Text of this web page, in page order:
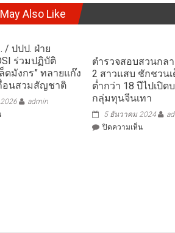
Also Like
/ ปปป. ฝ่าย
ร่วมปฏิบัติ
ดมังกร” ทลายแก๊ง
อนสวมสัญชาติ
ป.ป.ช.
ตำรวจสอบสวนกลา
2 สาวแสบ ชักชวน
ต่ำกว่า 18 ปีไปเปิด
กลุ่มทุนจีนเทา
ปิดความเห็น
ตำรวจ